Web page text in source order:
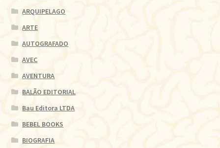
ARQUIPELAGO
ARTE
AUTOGRAFADO
AVEC
AVENTURA
BALÃO EDITORIAL
Bau Editora LTDA
BEBEL BOOKS
BIOGRAFIA